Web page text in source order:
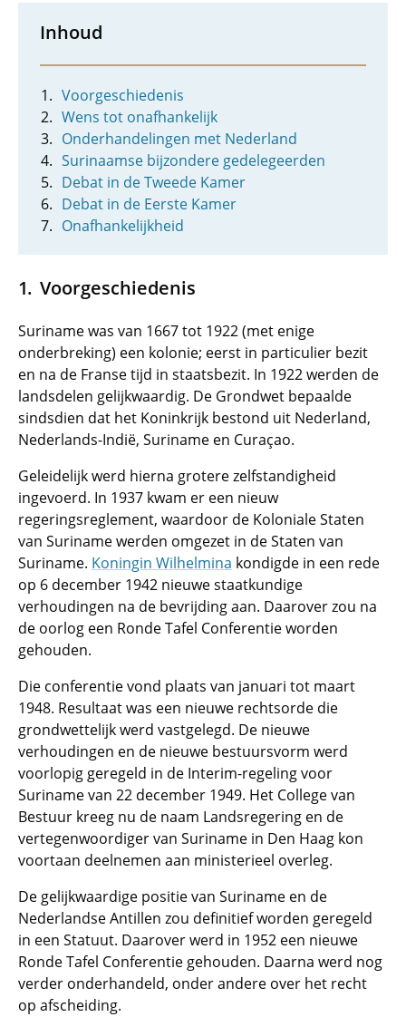
Inhoud
Voorgeschiedenis
Wens tot onafhankelijk
Onderhandelingen met Nederland
Surinaamse bijzondere gedelegeerden
Debat in de Tweede Kamer
Debat in de Eerste Kamer
Onafhankelijkheid
Voorgeschiedenis
Suriname was van 1667 tot 1922 (met enige
onderbreking) een kolonie; eerst in particulier bezit
en na de Franse tijd in staatsbezit. In 1922 werden de
landsdelen gelijkwaardig. De Grondwet bepaalde
sindsdien dat het Koninkrijk bestond uit Nederland,
Nederlands-Indië, Suriname en Curaçao.
Geleidelijk werd hierna grotere zelfstandigheid
ingevoerd. In 1937 kwam er een nieuw
regeringsreglement, waardoor de Koloniale Staten
van Suriname werden omgezet in de Staten van
Suriname. Koningin Wilhelmina kondigde in een rede
op 6 december 1942 nieuwe staatkundige
verhoudingen na de bevrijding aan. Daarover zou na
de oorlog een Ronde Tafel Conferentie worden
gehouden.
Die conferentie vond plaats van januari tot maart
1948. Resultaat was een nieuwe rechtsorde die
grondwettelijk werd vastgelegd. De nieuwe
verhoudingen en de nieuwe bestuursvorm werd
voorlopig geregeld in de Interim-regeling voor
Suriname van 22 december 1949. Het College van
Bestuur kreeg nu de naam Landsregering en de
vertegenwoordiger van Suriname in Den Haag kon
voortaan deelnemen aan ministerieel overleg.
De gelijkwaardige positie van Suriname en de
Nederlandse Antillen zou definitief worden geregeld
in een Statuut. Daarover werd in 1952 een nieuwe
Ronde Tafel Conferentie gehouden. Daarna werd nog
verder onderhandeld, onder andere over het recht
op afscheiding.